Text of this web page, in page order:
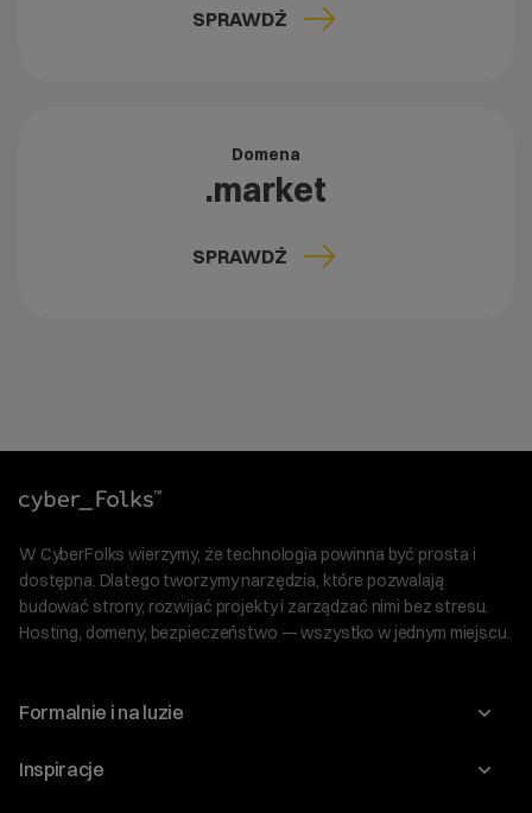
SPRAWDŹ
Domena
.market
SPRAWDŹ
W CyberFolks wierzymy, że technologia powinna być prosta i
dostępna. Dlatego tworzymy narzędzia, które pozwalają
budować strony, rozwijać projekty i zarządzać nimi bez stresu.
Hosting, domeny, bezpieczeństwo — wszystko w jednym miejscu.
Formalnie i na luzie
O nas
Inspiracje